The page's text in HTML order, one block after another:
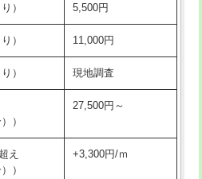
価格です。
水栓） 16,500円
16,500円
3,300円
)
バンド止
5,500円
） 5,500円
） 11,000円
） 現地調査
）
27,500円～
え
）
+3,300円/ｍ